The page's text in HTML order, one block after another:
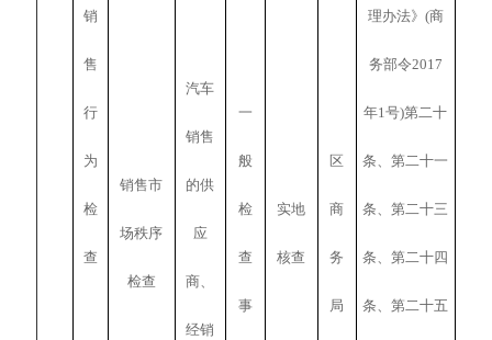
销
售
行
为
检
查
销售市
场秩序
检查
汽车
销售
的供
应
商、
经销
一
般
检
查
事
实地
核查
区
商
务
局
理办法》(商
务部令2017
年1号)第二十
条、第二十一
条、第二十三
条、第二十四
条、第二十五